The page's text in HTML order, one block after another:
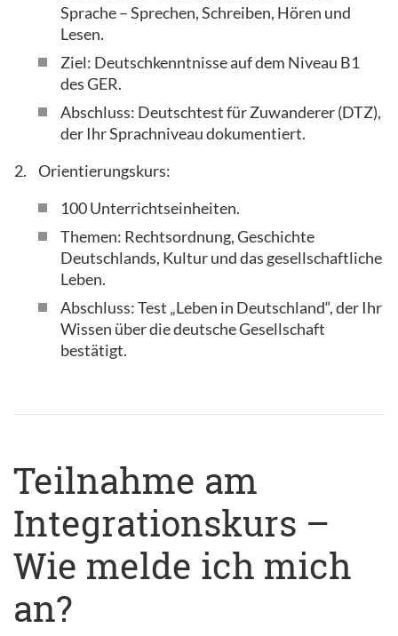
Sprache – Sprechen, Schreiben, Hören und
Lesen.
Ziel: Deutschkenntnisse auf dem Niveau B1
des GER.
Abschluss: Deutschtest für Zuwanderer (DTZ),
der Ihr Sprachniveau dokumentiert.
Orientierungskurs:
100 Unterrichtseinheiten.
Themen: Rechtsordnung, Geschichte
Deutschlands, Kultur und das gesellschaftliche
Leben.
Abschluss: Test „Leben in Deutschland“, der Ihr
Wissen über die deutsche Gesellschaft
bestätigt.
Teilnahme am
Integrationskurs –
Wie melde ich mich
an?